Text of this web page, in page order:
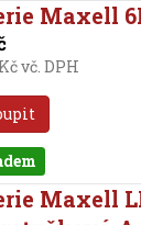
Maxell
vč. DPH
Maxell